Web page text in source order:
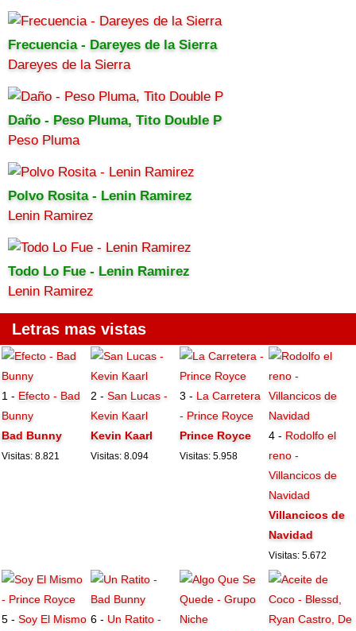
Frecuencia - Dareyes de la Sierra
Dareyes de la Sierra
Daño - Peso Pluma, Tito Double P
Peso Pluma
Polvo Rosita - Lenin Ramirez
Lenin Ramirez
Todo Lo Fue - Lenin Ramirez
Lenin Ramirez
Letras mas vistas
1 - Efecto - Bad
Bunny
Bad Bunny
Visitas: 8.821
2 -San Lucas -
Kevin Kaarl
Kevin Kaarl
Visitas: 8.094
3 - La Carretera
- Prince Royce
Prince Royce
Visitas: 5.958
4 - Rodolfo el
reno -
Villancicos de
Navidad
Villancicos de
Navidad
Visitas: 5.672
5 -Soy El Mismo 6 - Un Ratito -